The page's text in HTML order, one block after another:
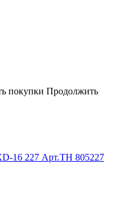
покупки Продолжить
16 227 Арт.TH 805227